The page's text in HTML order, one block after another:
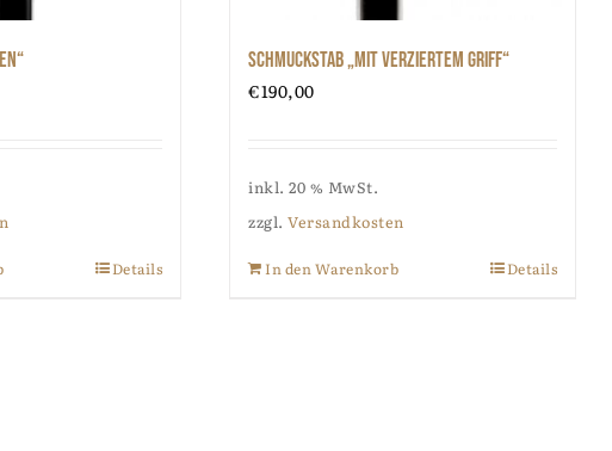
Details
Schmuckstab „mit verziertem Griff“
€190,00
inkl. 20 % MwSt.
zzgl. Versandkosten
In den Warenkorb Details